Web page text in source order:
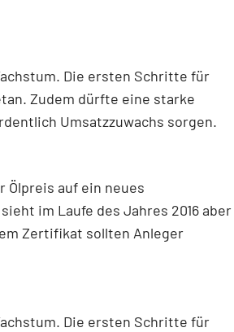
Die ersten Schritte für
Zudem dürfte eine starke
Umsatzzuwachs sorgen.
auf ein neues
im Laufe des Jahres 2016 aber
Zertifikat sollten Anleger
Die ersten Schritte für